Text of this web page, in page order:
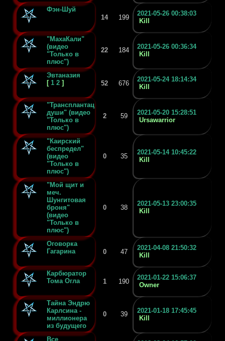
Фэн-Шуй
14
199
2021-05-26 00:38:03
Kill
"МахаКали"
(видео
"Только в
плюс")
22 184
2021-05-26 00:36:34
Kill
Эвтаназия
[ 1 2 ] 52 676
2021-05-24 18:14:34
Kill
"Трансплантация
души" (видео
"Только в
плюс")
2 59
2021-05-20 15:28:51
Ursawarrior
"Каирский
беспредел"
(видео
"Только в
плюс")
0 35
2021-05-14 10:45:22
Kill
"Мой щит и
меч.
Шунгитовая
броня"
(видео
"Только в
плюс")
0 38
2021-05-13 23:00:35
Kill
Оговорка
Гагарина
0 47
2021-04-08 21:50:32
Kill
Карбюратор
Тома Огла
1 190
2021-01-22 15:06:37
Owner
Тайна Эндрю
Карлсина -
миллионера
из будущего
0 39
2021-01-18 17:45:45
Kill
Все